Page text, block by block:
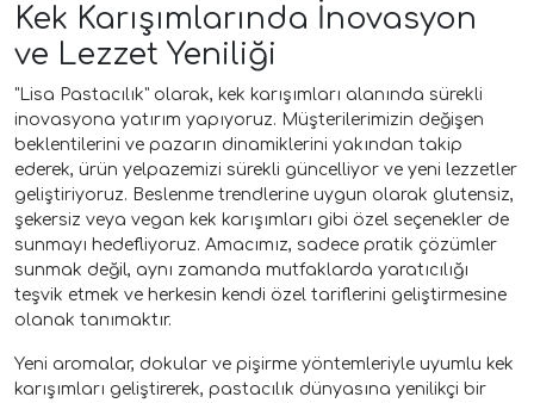
Kek Karışımlarında İnovasyon
ve Lezzet Yeniliği
"Lisa Pastacılık" olarak, kek karışımları alanında sürekli
inovasyona yatırım yapıyoruz. Müşterilerimizin değişen
beklentilerini ve pazarın dinamiklerini yakından takip
ederek, ürün yelpazemizi sürekli güncelliyor ve yeni lezzetler
geliştiriyoruz. Beslenme trendlerine uygun olarak glutensiz,
şekersiz veya vegan kek karışımları gibi özel seçenekler de
sunmayı hedefliyoruz. Amacımız, sadece pratik çözümler
sunmak değil, aynı zamanda mutfaklarda yaratıcılığı
teşvik etmek ve herkesin kendi özel tariflerini geliştirmesine
olanak tanımaktır.
Yeni aromalar, dokular ve pişirme yöntemleriyle uyumlu kek
karışımları geliştirerek, pastacılık dünyasına yenilikçi bir